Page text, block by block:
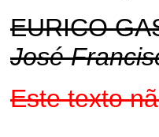
EURICO
José
Este texto